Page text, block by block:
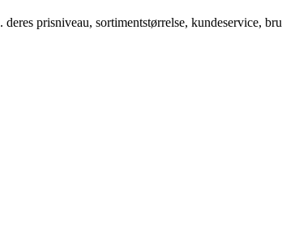
prisniveau, sortimentstørrelse, kundeservice,